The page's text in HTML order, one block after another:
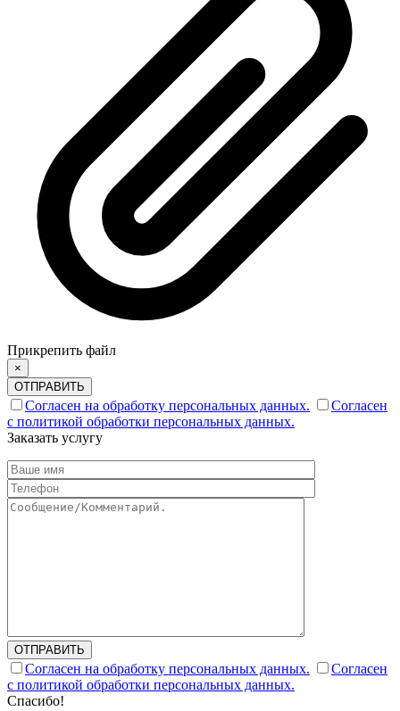
Прикрепить файл
×
ОТПРАВИТЬ
Согласен на обработку персональных данных.
Согласен
с политикой обработки персональных данных.
Заказать услугу
ОТПРАВИТЬ
Согласен на обработку персональных данных.
Согласен
с политикой обработки персональных данных.
Спасибо!